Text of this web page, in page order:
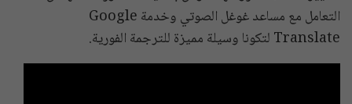
التعامل مع مساعد غوغل الصوتي وخدمة Google
Translate لتكونا وسيلة مميزة للترجمة الفورية.